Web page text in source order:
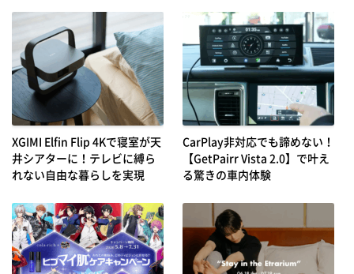
XGIMI Elfin Flip 4Kで寝室が天
井シアターに！テレビに縛ら
れない自由な暮らしを実現
CarPlay非対応でも諦めない！
【GetPairr Vista 2.0】で叶え
る驚きの車内体験